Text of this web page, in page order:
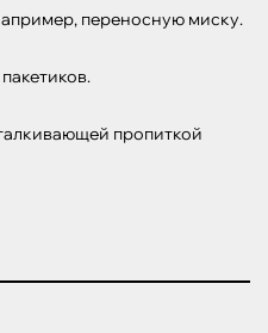
переносную миску.
пропиткой